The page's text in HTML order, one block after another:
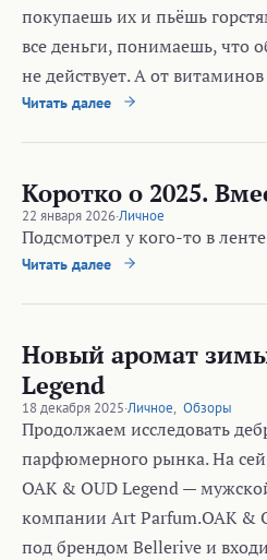
покупаешь их и пьёшь
все деньги, понимаешь, что
не действует. А от
Читать далее
Коротко о 2025.
22 января 2026·Личное
Подсмотрел у кого-то в
Читать далее
Новый аромат
Legend
18 декабря 2025·Личное, Обзоры
Продолжаем исследовать
парфюмерного рынка. На
OAK & OUD Legend —
компании Art Parfum.OAK &
под брендом Bellerive и